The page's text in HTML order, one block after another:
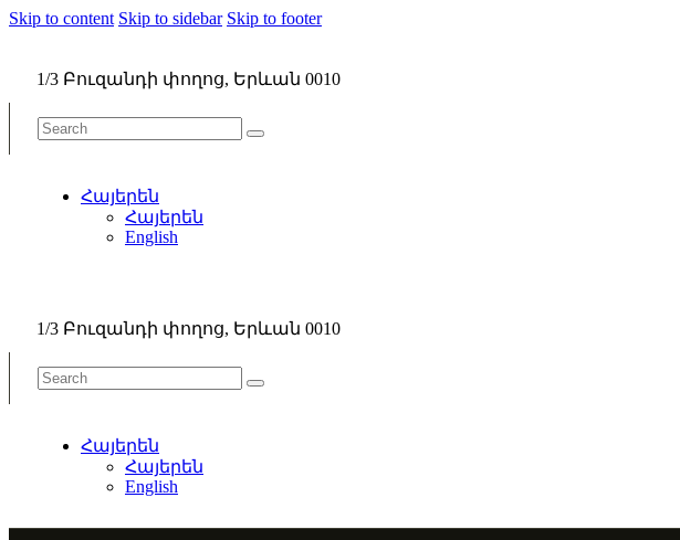
Skip to content Skip to sidebar Skip to footer
1/3 Բուզանդի փողոց, Երևան 0010
Հայերեն
Հայերեն
English
1/3 Բուզանդի փողոց, Երևան 0010
Հայերեն
Հայերեն
English